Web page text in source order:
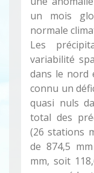
un mois
normale
Les
variabilité
dans le nord
connu un
quasi nuls
total des
(26 stations
de 874,5
mm, soit